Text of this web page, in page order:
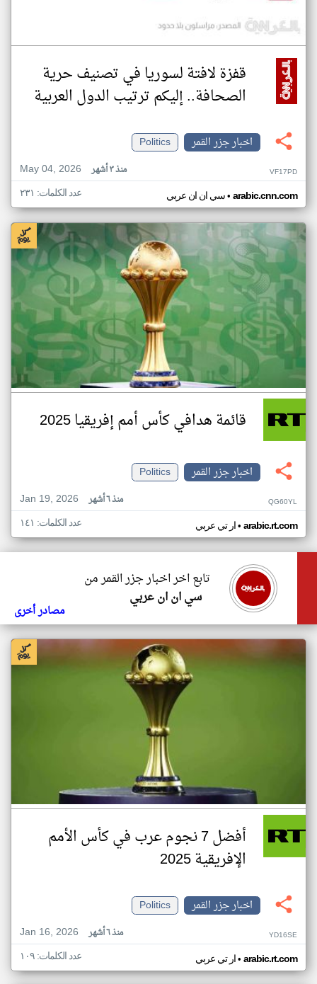
قفزة لافتة لسوريا في تصنيف حرية
الصحافة.. إليكم ترتيب الدول العربية
اخبار جزر القمر
Politics
May 04, 2026
منذ ٣ أشهر VF17PD
سي ان ان عربي• arabic.cnn.com عدد الكلمات: ٢٣١
قائمة هدافي كأس أمم إفريقيا 2025
اخبار جزر القمر
Politics
Jan 19, 2026
منذ ٦ أشهر QG60YL
ار تي عربي• arabic.rt.com عدد الكلمات: ١٤١
تابع اخر اخبار جزر القمر من
سي ان ان عربي
مصادر أخرى
أفضل 7 نجوم عرب في كأس الأمم
الإفريقية 2025
اخبار جزر القمر
Politics
Jan 16, 2026
منذ ٦ أشهر YD16SE
ار تي عربي• arabic.rt.com عدد الكلمات: ١٠٩